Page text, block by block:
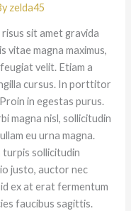
zelda45
sit amet gravida
vitae magna maximus,
velit. Etiam a
cursus. In porttitor
in egestas purus.
magna nisl, sollicitudin
eu urna magna.
turpis sollicitudin
justo, auctor nec
ex at erat fermentum
faucibus sagittis.